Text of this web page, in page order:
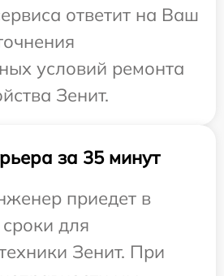
ответит на Ваш
условий ремонта
Зенит.
за 35 минут
приедет в
для
Зенит. При